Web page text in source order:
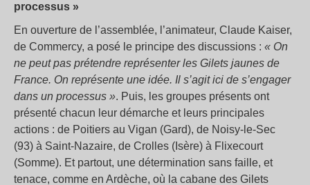
processus »
En ouverture de l’assemblée, l’animateur, Claude Kaiser,
de Commercy, a posé le principe des discussions : « On
ne peut pas prétendre représenter les Gilets jaunes de
France. On représente une idée. Il s’agit ici de s’engager
dans un processus ». Puis, les groupes présents ont
présenté chacun leur démarche et leurs principales
actions : de Poitiers au Vigan (Gard), de Noisy-le-Sec
(93) à Saint-Nazaire, de Crolles (Isère) à Flixecourt
(Somme). Et partout, une détermination sans faille, et
tenace, comme en Ardèche, où la cabane des Gilets